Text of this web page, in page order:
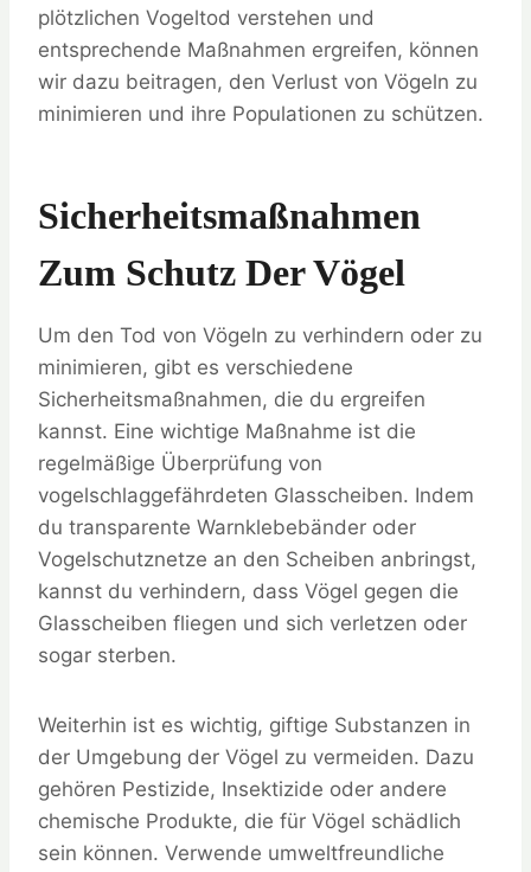
plötzlichen Vogeltod verstehen und
entsprechende Maßnahmen ergreifen, können
wir dazu beitragen, den Verlust von Vögeln zu
minimieren und ihre Populationen zu schützen.
Sicherheitsmaßnahmen
Zum Schutz Der Vögel
Um den Tod von Vögeln zu verhindern oder zu
minimieren, gibt es verschiedene
Sicherheitsmaßnahmen, die du ergreifen
kannst. Eine wichtige Maßnahme ist die
regelmäßige Überprüfung von
vogelschlaggefährdeten Glasscheiben. Indem
du transparente Warnklebebänder oder
Vogelschutznetze an den Scheiben anbringst,
kannst du verhindern, dass Vögel gegen die
Glasscheiben fliegen und sich verletzen oder
sogar sterben.
Weiterhin ist es wichtig, giftige Substanzen in
der Umgebung der Vögel zu vermeiden. Dazu
gehören Pestizide, Insektizide oder andere
chemische Produkte, die für Vögel schädlich
sein können. Verwende umweltfreundliche